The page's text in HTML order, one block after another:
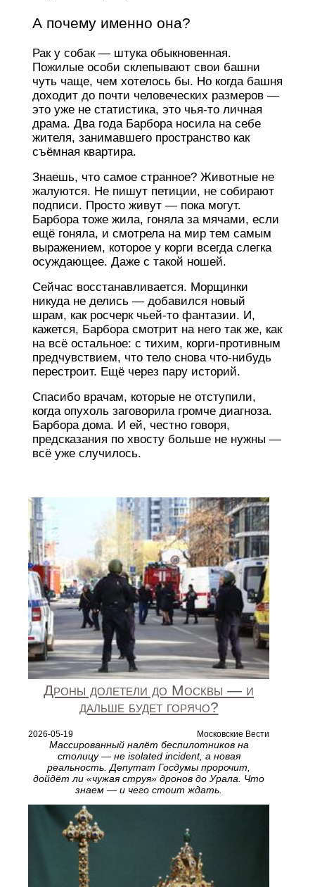
А почему именно она?
Рак у собак — штука обыкновенная.
Пожилые особи склепывают свои башни
чуть чаще, чем хотелось бы. Но когда башня
доходит до почти человеческих размеров —
это уже не статистика, это чья-то личная
драма. Два года Барбора носила на себе
жителя, занимавшего пространство как
съёмная квартира.
Знаешь, что самое странное? Животные не
жалуются. Не пишут петиции, не собирают
подписи. Просто живут — пока могут.
Барбора тоже жила, гоняла за мячами, если
ещё гоняла, и смотрела на мир тем самым
выражением, которое у корги всегда слегка
осуждающее. Даже с такой ношей.
Сейчас восстанавливается. Морщинки
никуда не делись — добавился новый
шрам, как росчерк чьей-то фантазии. И,
кажется, Барбора смотрит на него так же, как
на всё остальное: с тихим, корги-противным
предчувствием, что тело снова что-нибудь
перестроит. Ещё через пару историй.
Спасибо врачам, которые не отступили,
когда опухоль заговорила громче диагноза.
Барбора дома. И ей, честно говоря,
предсказания по хвосту больше не нужны —
всё уже случилось.
Дроны долетели до Москвы — и
дальше будет горячо?
2026-05-19 Московские Вести
Массированный налёт беспилотников на
столицу — не isolated incident, а новая
реальность. Депутат Госдумы пророчит,
дойдёт ли «чужая струя» дронов до Урала. Что
знаем — и чего стоит ждать.